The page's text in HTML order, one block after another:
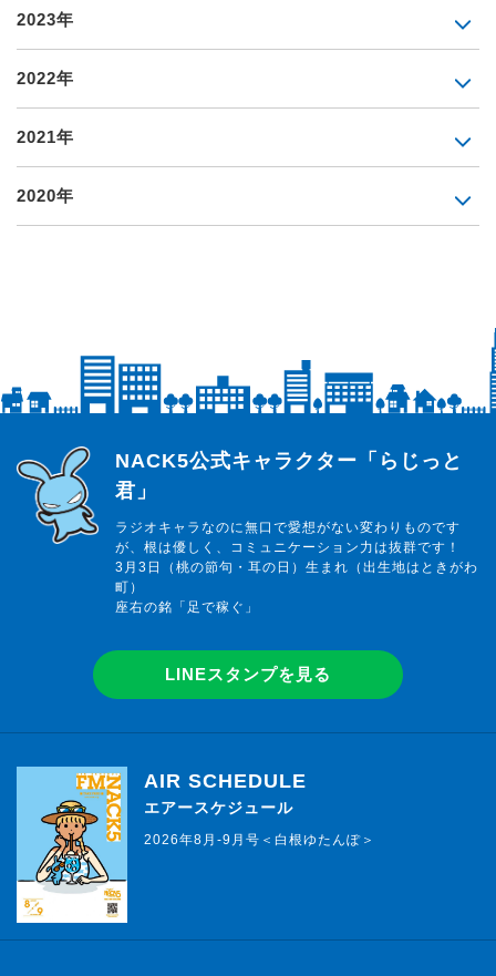
2023年
2022年
2021年
2020年
らじっと君
NACK5公式キャラクター「らじっと
君」
ラジオキャラなのに無口で愛想がない変わりものです
が、根は優しく、コミュニケーション力は抜群です！
3月3日（桃の節句・耳の日）生まれ（出生地はときがわ
町）
座右の銘「足で稼ぐ」
LINEスタンプを見る
AIR SCHEDULE
エアースケジュール
2026年8月-9月号＜白根ゆたんぽ＞